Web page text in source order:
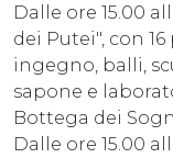
Dalle ore 15.00
dei Putei", con
ingegno, balli,
sapone e
Bottega dei
Dalle ore 15.00